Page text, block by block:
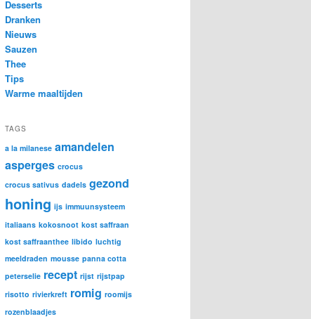
Desserts
Dranken
Nieuws
Sauzen
Thee
Tips
Warme maaltijden
TAGS
a la milanese amandelen
asperges crocus
crocus sativus dadels gezond
honing ijs immuunsysteem
italiaans kokosnoot kost saffraan
kost saffraanthee libido luchtig
meeldraden mousse panna cotta
peterselie recept rijst rijstpap
risotto rivierkreft romig roomijs
rozenblaadjes